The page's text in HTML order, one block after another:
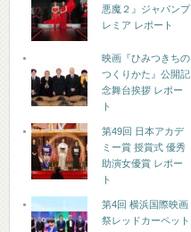
悪魔２』ジャパンプ
レミア レポート
映画『ひみつきちの
つくりかた』公開記
念舞台挨拶 レポー
ト
第49回 日本アカデ
ミー賞 授賞式 優秀
助演女優賞 レポー
ト
第4回 横浜国際映画
祭レッドカーペット